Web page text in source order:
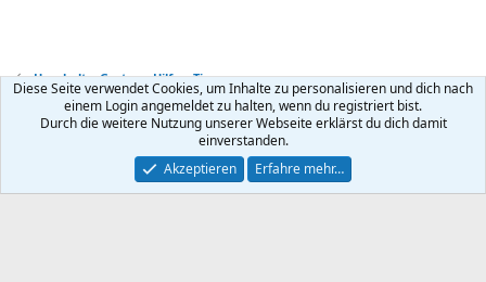
Haushalt + Garten - Hilfe + Tipps
Kontakt Nutzungsbedingungen Datenschutz Hilfe
R
Community platform by XenForo ® © 2010-2026 XenForo Ltd.
Diese Seite verwendet Cookies, um Inhalte zu personalisieren und dich nach
einem Login angemeldet zu halten, wenn du registriert bist.
Durch die weitere Nutzung unserer Webseite erklärst du dich damit
einverstanden.
Akzeptieren
Erfahre mehr…